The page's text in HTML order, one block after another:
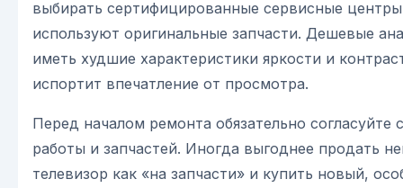
выбирать сертифицированные сервисные
используют оригинальные запчасти. Дешевые
иметь худшие характеристики яркости и
испортит впечатление от просмотра.
Перед началом ремонта обязательно согласуйте
работы и запчастей. Иногда выгоднее продать
телевизор как «на запчасти» и купить новый,